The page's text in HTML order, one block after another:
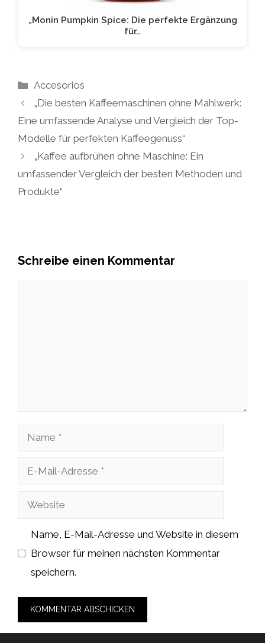
„Monin Pumpkin Spice: Die perfekte Ergänzung
für…
Kategorien
Accesorios
„Die besten Kaffeemaschinen ohne Mahlwerk:
Eine umfassende Analyse und Vergleich der Top-
Modelle für perfekten Kaffeegenuss“
„Kaffee aufbrühen ohne Maschine: Ein
umfassender Vergleich der besten Methoden und
Produkte“
Schreibe einen Kommentar
Name
Adresse
Website
Name, E-Mail-Adresse und Website in diesem
Browser für meinen nächsten Kommentar
speichern.